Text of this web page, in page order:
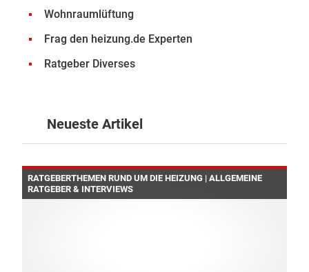
Wohnraumlüftung
Frag den heizung.de Experten
Ratgeber Diverses
Neueste Artikel
RATGEBERTHEMEN RUND UM DIE HEIZUNG | ALLGEMEINE
RATGEBER & INTERVIEWS